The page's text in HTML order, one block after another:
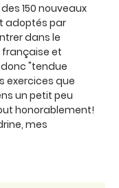
150 nouveaux
adoptés par
dans le
française et
"tendue
exercices que
un petit peu
honorablement!
mes